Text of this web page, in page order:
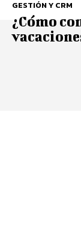
GESTIÓN Y CRM
¿Cómo